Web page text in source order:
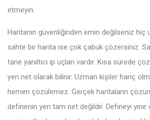
etmeyin.
Haritanın güvenliğinden emin değilseniz hiç
sahte bir harita ise çok çabuk çözersiniz.
tane yanıltıcı ip uçları vardır. Kısa sürede
yeri net olarak bilinir. Uzman kişiler hariç
hemen çözülemez. Gerçek haritaların
definenin yeri tam net değildir. Defineyi